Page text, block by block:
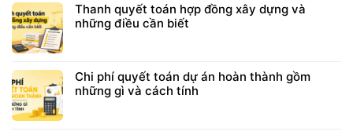
Thanh quyết toán hợp đồng xây dựng và
những điều cần biết
Chi phí quyết toán dự án hoàn thành gồm
những gì và cách tính